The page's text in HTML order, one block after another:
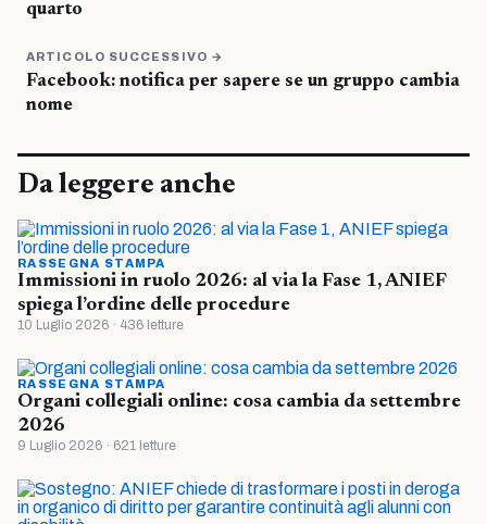
quarto
ARTICOLO SUCCESSIVO →
Facebook: notifica per sapere se un gruppo cambia
nome
Da leggere anche
RASSEGNA STAMPA
Immissioni in ruolo 2026: al via la Fase 1, ANIEF
spiega l’ordine delle procedure
10 Luglio 2026 · 436 letture
RASSEGNA STAMPA
Organi collegiali online: cosa cambia da settembre
2026
9 Luglio 2026 · 621 letture